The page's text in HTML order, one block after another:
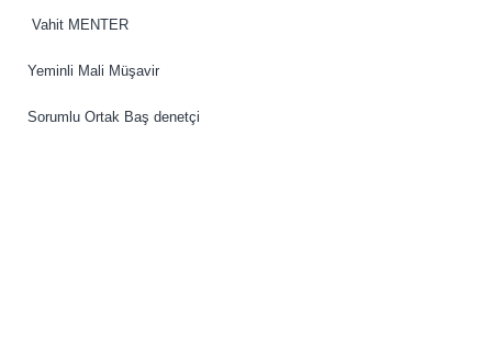
Vahit MENTER
Yeminli Mali Müşavir
Sorumlu Ortak Baş denetçi